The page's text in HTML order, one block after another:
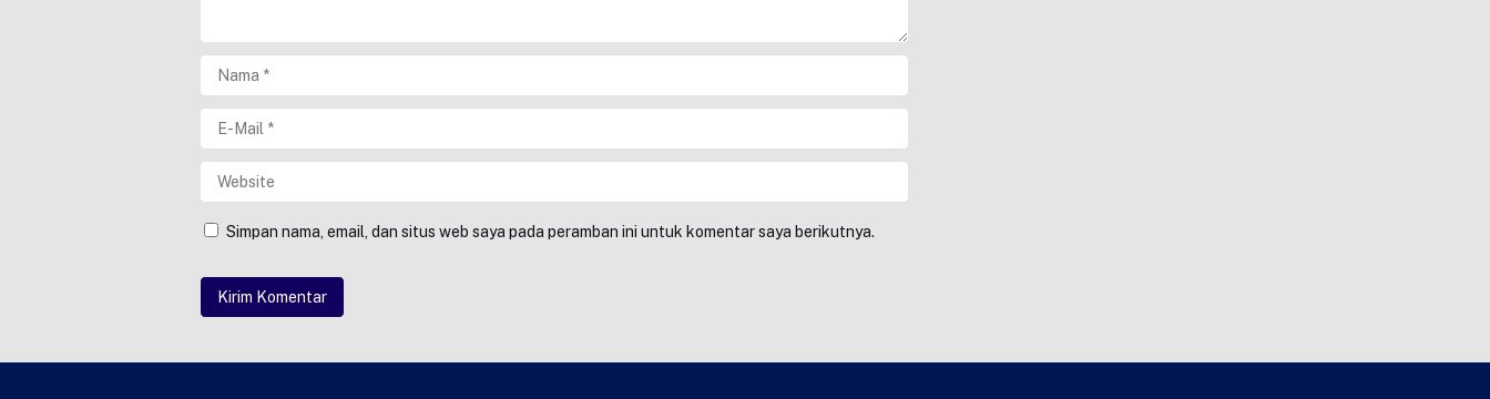
Simpan nama, email, dan situs web saya pada peramban ini untuk komentar saya berikutnya.